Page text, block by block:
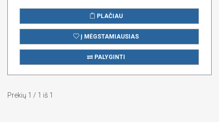
PLAČIAU
Į MĖGSTAMIAUSIAS
PALYGINTI
Prekių 1 / 1 iš 1